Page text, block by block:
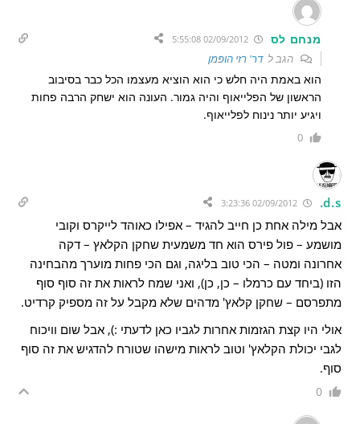
מנחם לס 02/09/2012 5:55:08
הגב לדר' רזי הופמן
הוא באמת היה חלש כי הוא הוציא מעצמו הכל כבר בסיבוב
הראשון של הפלייאוף והיה גמור. העונה הוא ישחק הרבה פחות
ויגיע יותר נינוח לפלייאוף.
0
d.s.
02/09/2012 3:23:36
אבל מילה אחת כן חייב להגיד – אפילו כאוהד לייקרס וקובי
מושמע – פול פירס הוא חד משמעית שחקן הקלאץ – דקה
אחרונה ומטה – הכי טוב בליגה, וגם הכי פחות מוערך מהבחינה
הזו (ביחד עם כרמלו – כן, כן), ואני שמח לראות את זה סוף סוף
מתפרסם – שחקן קלאץ' מדהים שלא מקבל על זה מספיק קרדיט.
אולי היו קצת הגזמות אחרות לגביו כאן לדעתי :), אבל שום וויכוח
לגבי יכולת הקלאץ' וטוב לראות מישהו שטורח להדגיש את זה סוף
סוף.
0